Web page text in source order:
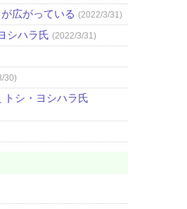
広がっている (2022/3/31)
シハラ氏 (2022/3/31)
30)
シ・ヨシハラ氏